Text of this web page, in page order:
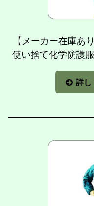
【メーカー在庫あ
使い捨て化学防護
詳し